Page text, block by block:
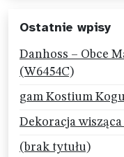
Ostatnie wpisy
Danhoss – Obce
(W6454C)
gam Kostium
Dekoracja
(brak tytułu)